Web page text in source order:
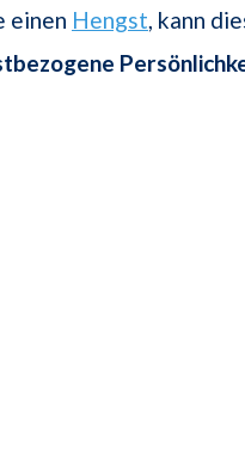
einen Hengst, kann